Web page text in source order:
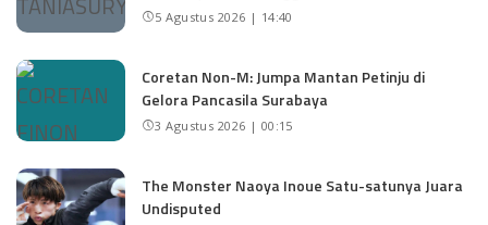
5 Agustus 2026 | 14:40
Coretan Non-M: Jumpa Mantan Petinju di
Gelora Pancasila Surabaya
3 Agustus 2026 | 00:15
The Monster Naoya Inoue Satu-satunya Juara
Undisputed